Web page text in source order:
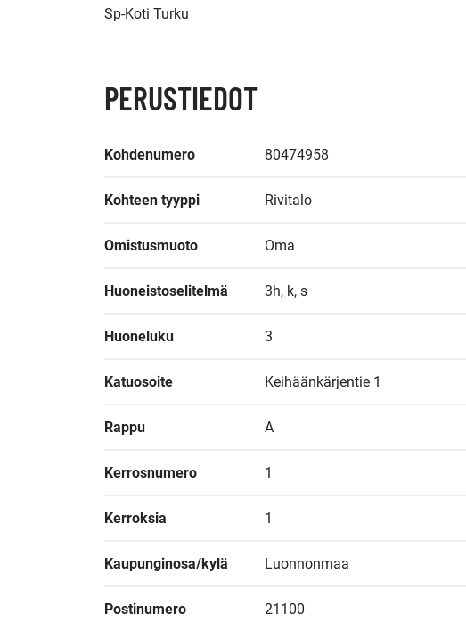
PERUSTIEDOT
Kohdenumero 80474958
Kohteen tyyppi Rivitalo
Omistusmuoto Oma
Huoneistoselitelmä 3h, k, s
Huoneluku 3
Katuosoite Keihäänkärjentie 1
Rappu A
Kerrosnumero 1
Kerroksia 1
Kaupunginosa/kylä Luonnonmaa
Postinumero 21100